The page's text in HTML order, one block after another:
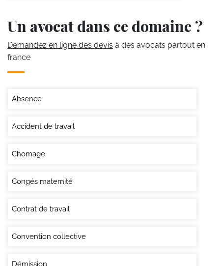
Un avocat dans ce domaine ?
Demandez en ligne des devis à des avocats partout en
france
Absence
Accident de travail
Chomage
Congés maternité
Contrat de travail
Convention collective
Démission